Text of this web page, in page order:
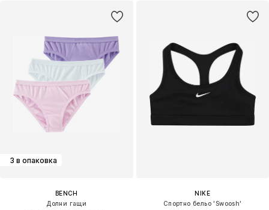
3 в опаковка
BENCH
Долни гащи
NIKE
Спортно бельо 'Swoosh'